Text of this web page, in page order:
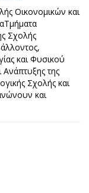
Οικονομικών και
Σχολής
και Φυσικού
της
Σχολής και
και